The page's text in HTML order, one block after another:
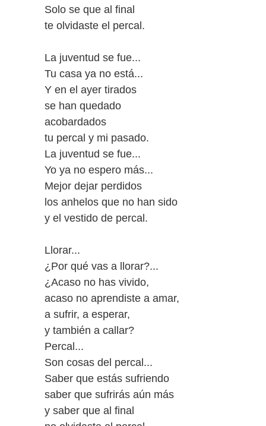
Solo se que al final
te olvidaste el percal.
La juventud se fue...
Tu casa ya no está...
Y en el ayer tirados
se han quedado
acobardados
tu percal y mi pasado.
La juventud se fue...
Yo ya no espero más...
Mejor dejar perdidos
los anhelos que no han sido
y el vestido de percal.
Llorar...
¿Por qué vas a llorar?...
¿Acaso no has vivido,
acaso no aprendiste a amar,
a sufrir, a esperar,
y también a callar?
Percal...
Son cosas del percal...
Saber que estás sufriendo
saber que sufrirás aún más
y saber que al final